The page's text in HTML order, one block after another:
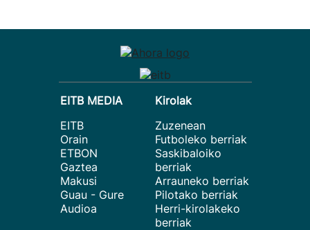
EITB MEDIA
EITB
Orain
ETBON
Gaztea
Makusi
Guau - Gure
Audioa
Kirolak
Zuzenean
Futboleko berriak
Saskibaloiko
berriak
Arrauneko berriak
Pilotako berriak
Herri-kirolakeko
berriak